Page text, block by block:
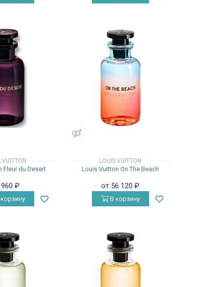
VUITTON
Fleur du Desert
960₽
LOUIS VUITTON
Louis Vuitton On The Beach
от 56 120₽
В корзину